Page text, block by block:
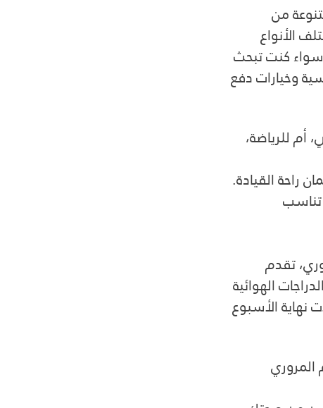
من
الأنواع
سواء كنت تبحث
وخيارات دفع
أم للرياضة،
راحة القيادة.
تناسب
تقدم
الهوائية
نهاية الأسبوع
المروري